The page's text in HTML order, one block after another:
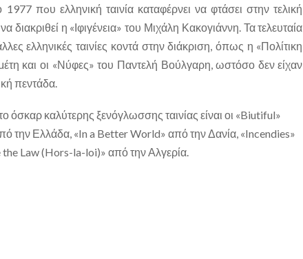
πoυ ελληνική ταινία καταφέρνει να φτάσει στην τελική
διακριθεί η «Ιφιγένεια» του Μιχάλη Κακογιάννη. Τα τελευταία
ελληνικές ταινίες κοντά στην διάκριση, όπως η «Πολίτικη
και οι «Νύφες» του Παντελή Βούλγαρη, ωστόσο δεν είχαν
πεντάδα.
όσκαρ καλύτερης ξενόγλωσσης ταινίας είναι οι «Biutiful»
την Ελλάδα, «In a Better World» από την Δανία, «Incendies»
Law (Hors-la-loi)» από την Αλγερία.